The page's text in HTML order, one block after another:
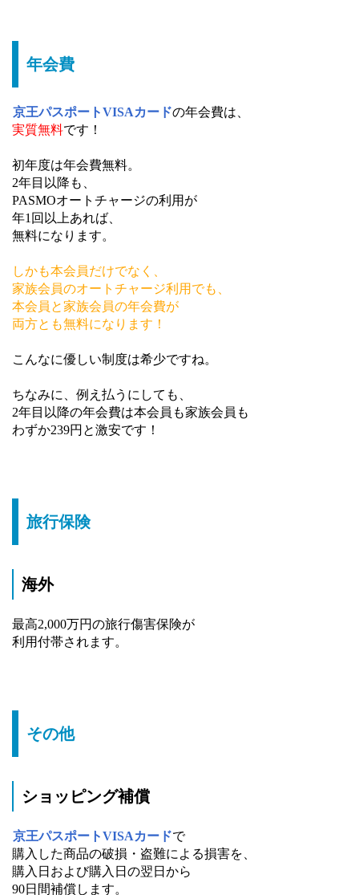
年会費
京王パスポートVISAカードの年会費は、
実質無料です！
初年度は年会費無料。
2年目以降も、
PASMOオートチャージの利用が
年1回以上あれば、
無料になります。
しかも本会員だけでなく、
家族会員のオートチャージ利用でも、
本会員と家族会員の年会費が
両方とも無料になります！
こんなに優しい制度は希少ですね。
ちなみに、例え払うにしても、
2年目以降の年会費は本会員も家族会員も
わずか239円と激安です！
旅行保険
海外
最高2,000万円の旅行傷害保険が
利用付帯されます。
その他
ショッピング補償
京王パスポートVISAカードで
購入した商品の破損・盗難による損害を、
購入日および購入日の翌日から
90日間補償します。